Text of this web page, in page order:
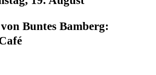
Bun­tes Bam­berg: